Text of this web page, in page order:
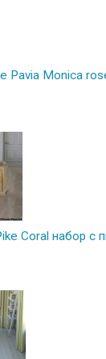
Pavia Monica
Coral набор с